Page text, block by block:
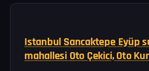
Istanbul Sancaktepe Eyüp
mahallesi Oto Çekici, Oto